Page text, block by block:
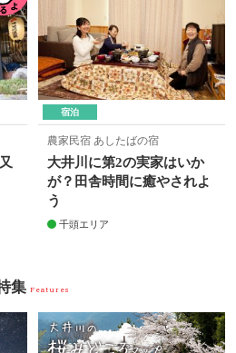
宿泊
農家民宿 あしたばの宿
大井川に第2の実家はいか
が？田舎時間に癒やされよ
う
千頭エリア
集 Features